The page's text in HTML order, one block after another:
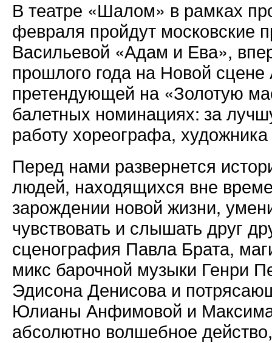
В театре «Шалом» в рамках
февраля пройдут московские
Васильевой «Адам и Ева»,
прошлого года на Новой
претендующей на «Золотую
балетных номинациях: за
работу хореографа,
Перед нами развернется
людей, находящихся вне
зарождении новой жизни,
чувствовать и слышать друг
сценография Павла Брата,
микс барочной музыки Генри
Эдисона Денисова и
Юлианы Анфимовой и
абсолютно волшебное